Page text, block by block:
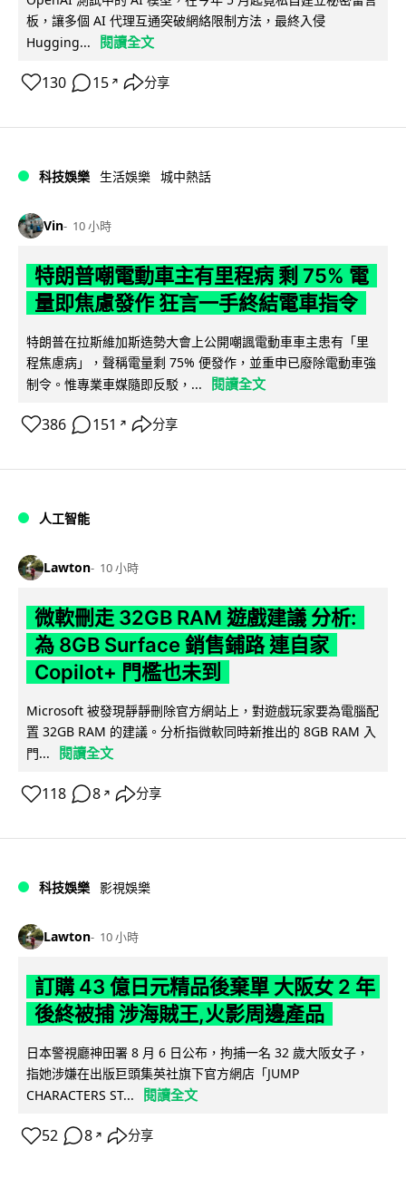
板，讓多個 AI 代理互通突破網絡限制方法，最終入侵
Hugging...
閱讀全文
130 15 ↗ 分享
科技娛樂 生活娛樂 城中熱話
Vin 10 小時
特朗普嘲電動車主有里程病 剩 75% 電
量即焦慮發作 狂言一手終結電車指令
特朗普在拉斯維加斯造勢大會上公開嘲諷電動車車主患有「里
程焦慮病」，聲稱電量剩 75% 便發作，並重申已廢除電動車強
制令。惟專業車媒隨即反駁，...
閱讀全文
386 151 ↗ 分享
人工智能
Lawton 10 小時
微軟刪走 32GB RAM 遊戲建議 分析:
為 8GB Surface 銷售鋪路 連自家
Copilot+ 門檻也未到
Microsoft 被發現靜靜刪除官方網站上，對遊戲玩家要為電腦配
置 32GB RAM 的建議。分析指微軟同時新推出的 8GB RAM 入
門...
閱讀全文
118 8 ↗ 分享
科技娛樂 影視娛樂
Lawton 10 小時
訂購 43 億日元精品後棄單 大阪女 2 年
後終被捕 涉海賊王,火影周邊產品
日本警視廳神田署 8 月 6 日公布，拘捕一名 32 歲大阪女子，
指她涉嫌在出版巨頭集英社旗下官方網店「JUMP
CHARACTERS ST...
閱讀全文
52 8 ↗ 分享